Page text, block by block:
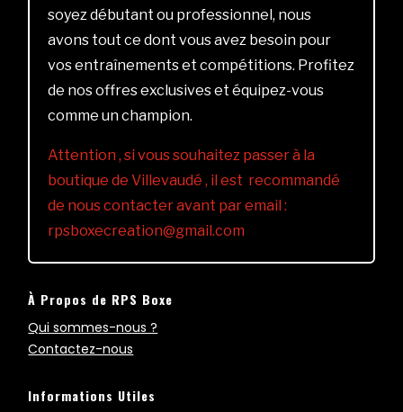
soyez débutant ou professionnel, nous
avons tout ce dont vous avez besoin pour
vos entraînements et compétitions. Profitez
de nos offres exclusives et équipez-vous
comme un champion.
Attention , si vous souhaitez passer à la
boutique de Villevaudé , il est recommandé
de nous contacter avant par email :
rpsboxecreation@gmail.com
À Propos de RPS Boxe
Qui sommes-nous ?
Contactez-nous
Informations Utiles